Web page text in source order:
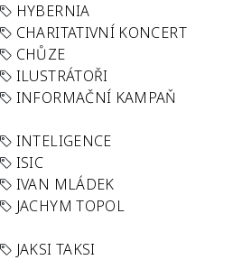
HYBERNIA
CHARITATIVNÍ KONCERT
CHŮZE
ILUSTRÁTOŘI
INFORMAČNÍ KAMPAŇ
INTELIGENCE
ISIC
IVAN MLÁDEK
JACHYM TOPOL
JAKSI TAKSI